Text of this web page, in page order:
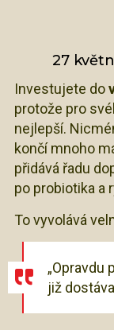
27
Investujete do
protože pro
nejlepší.
končí mnoho
přidává řadu
po probiotika a
To vyvolává
„Opravdu
již